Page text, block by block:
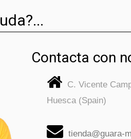
Contacta con
C. Vicente
Huesca (Spain)
tienda@guara-